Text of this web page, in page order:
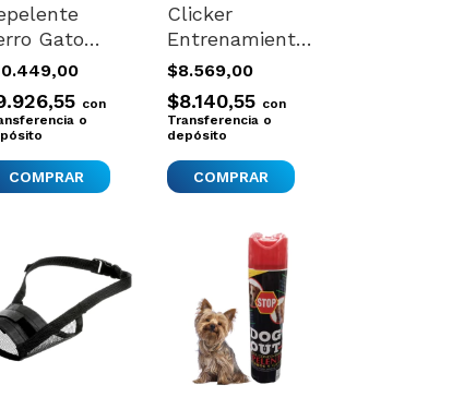
Gato
Out
con
o
Clicker
Entrenamiento
Suave
Economico
Perros Trucos
Trixie
$8.569,00
$8.140,55 con
Transferencia o
depósito
COMPRAR